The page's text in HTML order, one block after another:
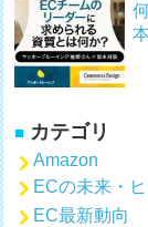
カテゴリ
Amazon
ECの未来・ヒ
EC最新動向